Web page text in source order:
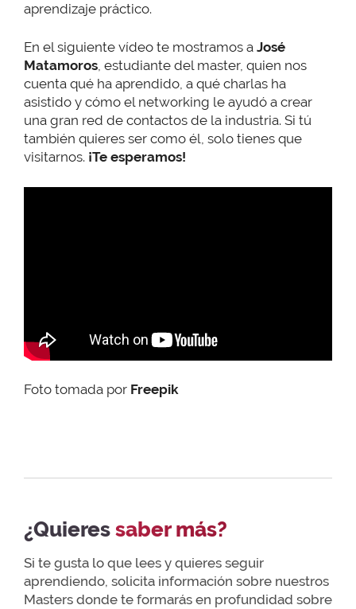
aprendizaje práctico.
En el siguiente vídeo te mostramos a José
Matamoros, estudiante del master, quien nos
cuenta qué ha aprendido, a qué charlas ha
asistido y cómo el networking le ayudó a crear
una gran red de contactos de la industria. Si tú
también quieres ser como él, solo tienes que
visitarnos. ¡Te esperamos!
Foto tomada por Freepik
¿Quieressaber más?
Si te gusta lo que lees y quieres seguir
aprendiendo, solicita información sobre nuestros
Masters donde te formarás en profundidad sobre